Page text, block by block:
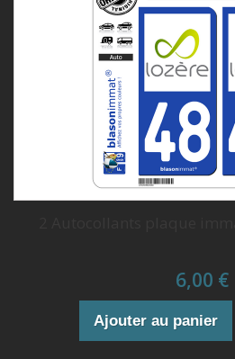
6,00 €
Ajouter au panier